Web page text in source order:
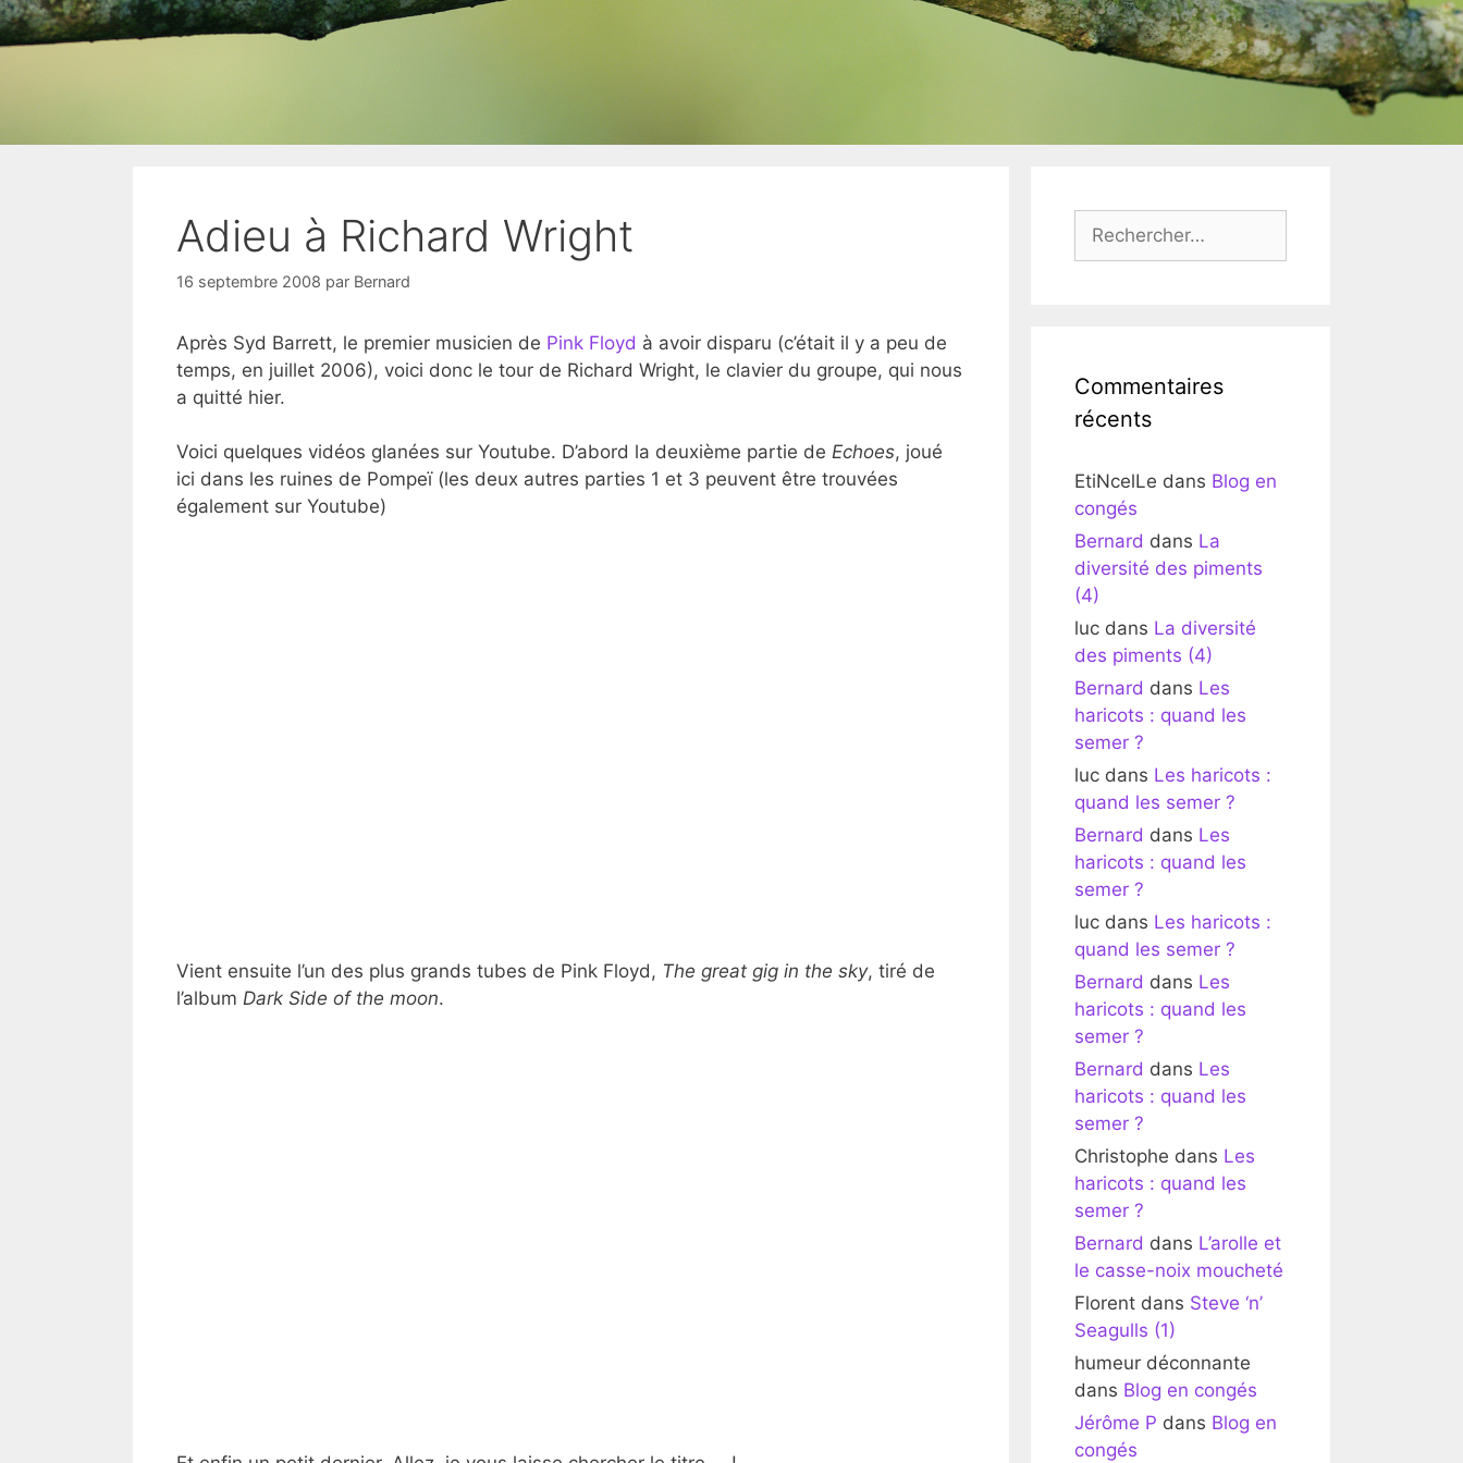
Adieu à Richard Wright
16 septembre 2008 par Bernard
Après Syd Barrett, le premier musicien de Pink Floyd à avoir disparu (c’était il y a peu de
temps, en juillet 2006), voici donc le tour de Richard Wright, le clavier du groupe, qui nous
a quitté hier.
Voici quelques vidéos glanées sur Youtube. D’abord la deuxième partie de Echoes, joué
ici dans les ruines de Pompeï (les deux autres parties 1 et 3 peuvent être trouvées
également sur Youtube)
Vient ensuite l’un des plus grands tubes de Pink Floyd, The great gig in the sky, tiré de
l’album Dark Side of the moon.
Commentaires
récents
EtiNcelLe dans Blog en
congés
Bernard dans La
diversité des piments
(4)
luc dans La diversité
des piments (4)
Bernard dans Les
haricots : quand les
semer ?
luc dans Les haricots :
quand les semer ?
Bernard dans Les
haricots : quand les
semer ?
luc dans Les haricots :
quand les semer ?
Bernard dans Les
haricots : quand les
semer ?
Bernard dans Les
haricots : quand les
semer ?
Christophe dans Les
haricots : quand les
semer ?
Bernard dans L’arolle et
le casse-noix moucheté
Florent dans Steve ‘n’
Seagulls (1)
humeur déconnante
dans Blog en congés
Jérôme P dans Blog en
congés